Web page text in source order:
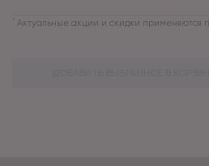
* Актуальные акции и скидки применяются